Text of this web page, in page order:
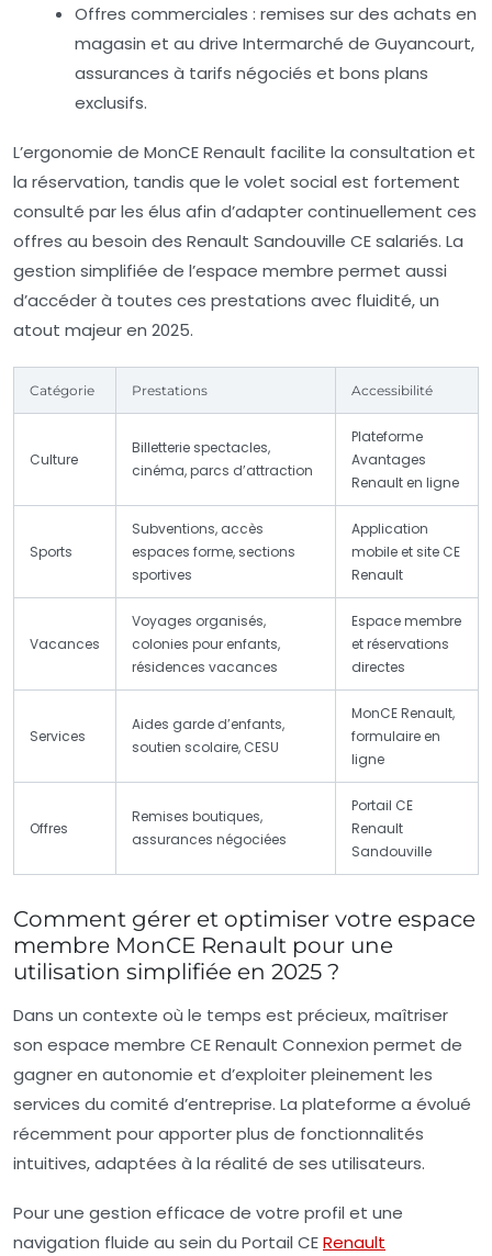
Offres commerciales : remises sur des achats en
magasin et au drive Intermarché de Guyancourt,
assurances à tarifs négociés et bons plans
exclusifs.
L’ergonomie de MonCE Renault facilite la consultation et
la réservation, tandis que le volet social est fortement
consulté par les élus afin d’adapter continuellement ces
offres au besoin des Renault Sandouville CE salariés. La
gestion simplifiée de l’espace membre permet aussi
d’accéder à toutes ces prestations avec fluidité, un
atout majeur en 2025.
Catégorie Prestations Accessibilité
Culture
Billetterie spectacles,
cinéma, parcs d’attraction
Plateforme
Avantages
Renault en ligne
Sports
Subventions, accès
espaces forme, sections
sportives
Application
mobile et site CE
Renault
Vacances
Voyages organisés,
colonies pour enfants,
résidences vacances
Espace membre
et réservations
directes
Services
Aides garde d’enfants,
soutien scolaire, CESU
MonCE Renault,
formulaire en
ligne
Offres
Remises boutiques,
assurances négociées
Portail CE
Renault
Sandouville
Comment gérer et optimiser votre espace
membre MonCE Renault pour une
utilisation simplifiée en 2025 ?
Dans un contexte où le temps est précieux, maîtriser
son espace membre CE Renault Connexion permet de
gagner en autonomie et d’exploiter pleinement les
services du comité d’entreprise. La plateforme a évolué
récemment pour apporter plus de fonctionnalités
intuitives, adaptées à la réalité de ses utilisateurs.
Pour une gestion efficace de votre profil et une
navigation fluide au sein du Portail CERenault